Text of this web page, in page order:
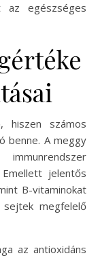
egészséges
hiszen számos
benne. A meggy
jelentős
B-vitaminokat
megfelelő
az antioxidáns